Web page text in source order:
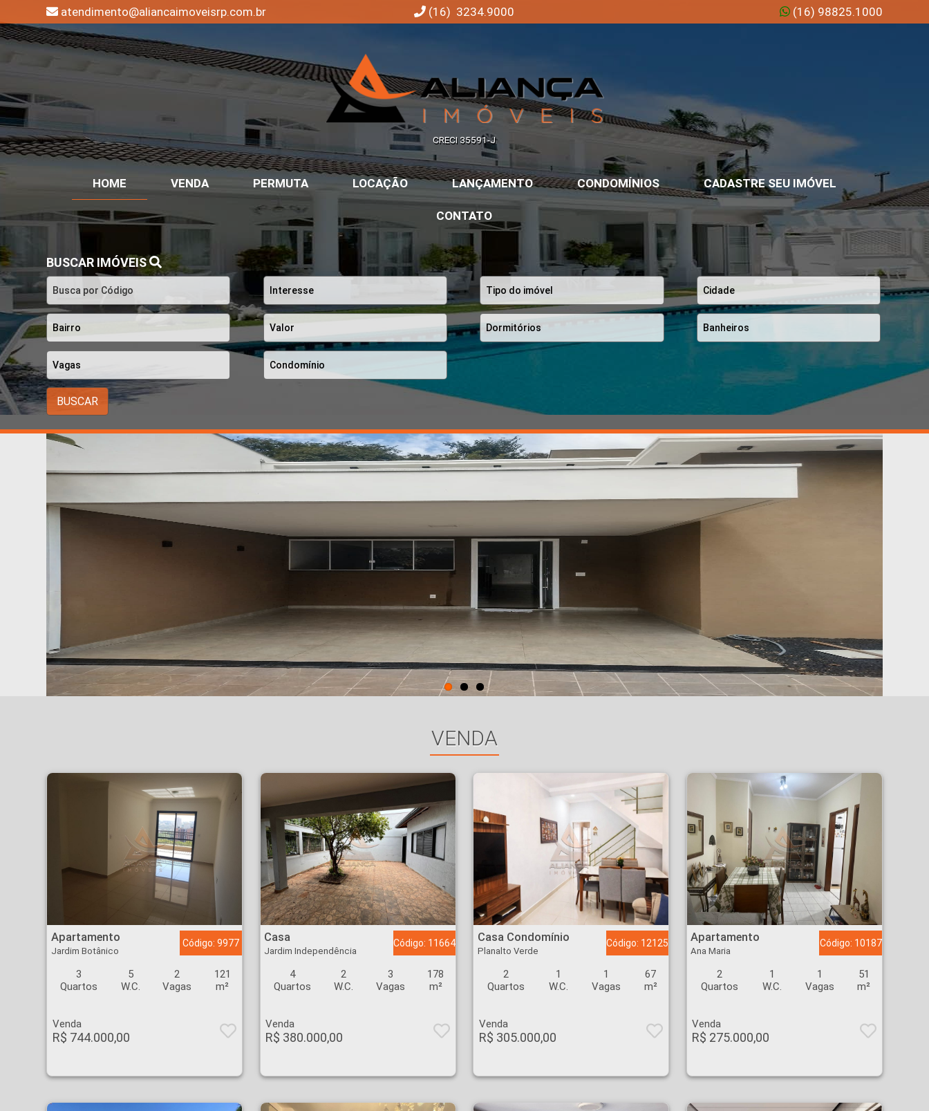
atendimento@aliancaimoveisrp.com.br (16) 3234.9000 (16) 98825.1000
CRECI 35591-J
HOME VENDA PERMUTA LOCAÇÃO LANÇAMENTO CONDOMÍNIOS CADASTRE SEU IMÓVEL
CONTATO
BUSCAR IMÓVEIS
BUSCAR
VENDA
Apartamento
Jardim Botânico
Código: 9977
3
Quartos
5
W.C.
2
Vagas
121
m²
Venda
R$ 744.000,00
Casa - Jardim Independência - Ribeirão Preto
Casa
Jardim Independência
Código: 11664
4
Quartos
2
W.C.
3
Vagas
178
m²
Venda
R$ 380.000,00
Casa Condomínio - Planalto Verde - Ribeirão Preto
Casa Condomínio
Planalto Verde
Código: 12125
2
Quartos
1
W.C.
1
Vagas
67
m²
Venda
R$ 305.000,00
Apartamento - Ana Maria - Ribeirão Preto
Apartamento
Ana Maria
Código: 10187
2
Quartos
1
W.C.
1
Vagas
51
m²
Venda
R$ 275.000,00